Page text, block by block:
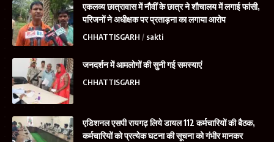
एकलव्य छात्रावास में नौवीं के छात्र ने शौचालय में लगाई फांसी,
परिजनों ने अधीक्षक पर प्रताड़ना का लगाया आरोप
CHHATTISGARH sakti
जनदर्शन में आमलोगों की सुनी गई समस्याएं
CHHATTISGARH
एडिशनल एसपी रायगढ़ लिये डायल 112 कर्मचारियों की बैठक,
कर्मचारियों को प्रत्येक घटना की सूचना को गंभीर मानकर